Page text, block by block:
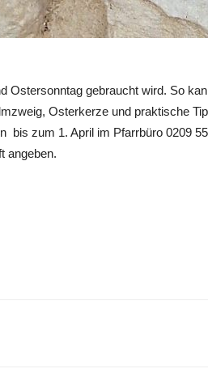
gebraucht wird. So
Osterkerze und praktische
bis zum 1. April im Pfarrbüro 0209
angeben.